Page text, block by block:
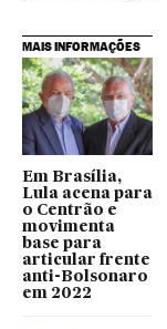
MAIS INFORMAÇÕES
Em Brasília,
Lula acena para
o Centrão e
movimenta
base para
articular frente
anti-Bolsonaro
em 2022